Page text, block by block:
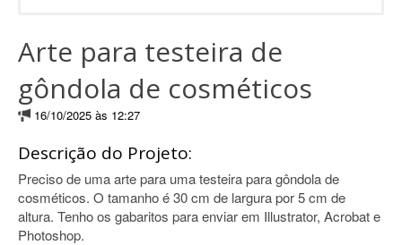
Arte para testeira de
gôndola de cosméticos
16/10/2025 às 12:27
Descrição do Projeto:
Preciso de uma arte para uma testeira para gôndola de
cosméticos. O tamanho é 30 cm de largura por 5 cm de
altura. Tenho os gabaritos para enviar em Illustrator, Acrobat e
Photoshop.